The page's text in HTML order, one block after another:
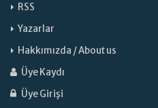
RSS
Yazarlar
Hakkımızda / About us
Üye Kaydı
Üye Girişi